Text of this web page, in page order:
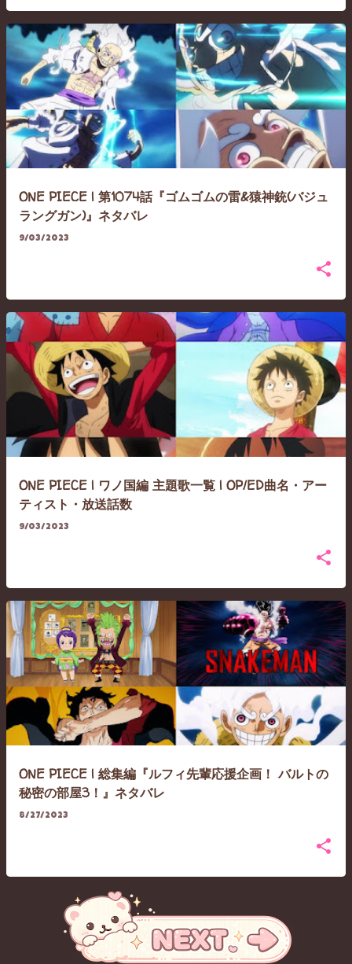
ONE PIECE | 第1074話『ゴムゴムの雷&猿神銃(バジュ
ラングガン)』ネタバレ
9/03/2023
ONE PIECE | ワノ国編 主題歌一覧 | OP/ED曲名・アー
ティスト・放送話数
9/03/2023
ONE PIECE | 総集編『ルフィ先輩応援企画！ バルトの
秘密の部屋3！』ネタバレ
8/27/2023